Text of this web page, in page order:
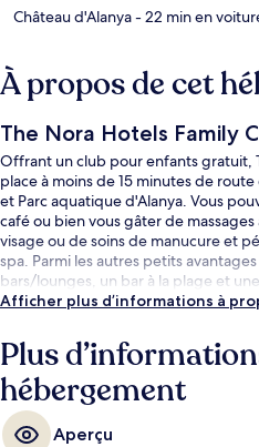
Château d'Alanya- 22 min en
À propos de cet
The Nora Hotels Family
Offrant un club pour enfants gratuit,
place à moins de 15 minutes de
et Parc aquatique d'Alanya. Vous
café ou bien vous gâter de
visage ou de soins de manucure et
spa. Parmi les autres petits
bars/lounges, un bar à la plage et
Afficher plus d’informations à
Plus
hébergement
Aperçu